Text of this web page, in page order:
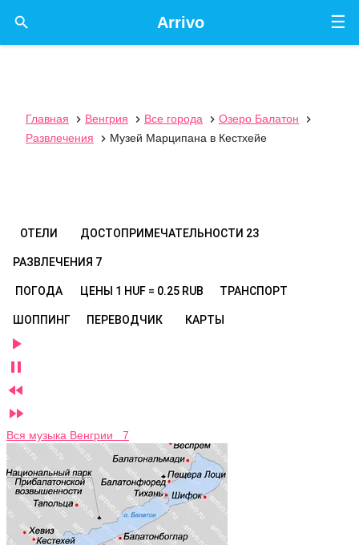
☰
Arrivo

Главная  Венгрия  Все города  Озеро Балатон

Развлечения
 Музей Марципана в Кестхейе
ОТЕЛИ ДОСТОПРИМЕЧАТЕЛЬНОСТИ 23
РАЗВЛЕЧЕНИЯ 7
ПОГОДА ЦЕНЫ 1 HUF = 0.25 RUB ТРАНСПОРТ
ШОППИНГ ПЕРЕВОДЧИК КАРТЫ




Вся музыка Венгрии 7